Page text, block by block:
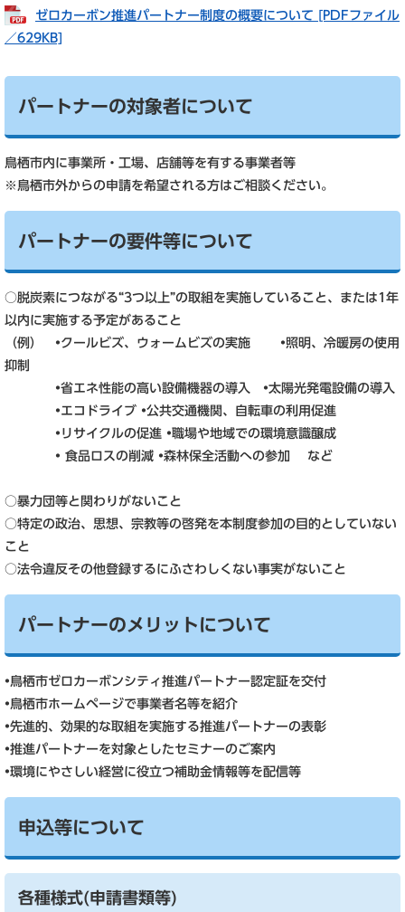
ゼロカーボン推進パートナー制度の概要について [PDFファイル
／629KB]
パートナーの対象者について
鳥栖市内に事業所・工場、店舗等を有する事業者等
※鳥栖市外からの申請を希望される方はご相談ください。
パートナーの要件等について
○脱炭素につながる“3つ以上”の取組を実施していること、または1年
以内に実施する予定があること
（例） •クールビズ、ウォームビズの実施 •照明、冷暖房の使用
抑制
•省エネ性能の高い設備機器の導入 •太陽光発電設備の導入
•エコドライブ •公共交通機関、自転車の利用促進
•リサイクルの促進 •職場や地域での環境意識醸成
• 食品ロスの削減 •森林保全活動への参加 など
○暴力団等と関わりがないこと
○特定の政治、思想、宗教等の啓発を本制度参加の目的としていない
こと
○法令違反その他登録するにふさわしくない事実がないこと
パートナーのメリットについて
•鳥栖市ゼロカーボンシティ推進パートナー認定証を交付
•鳥栖市ホームページで事業者名等を紹介
•先進的、効果的な取組を実施する推進パートナーの表彰
•推進パートナーを対象としたセミナーのご案内
•環境にやさしい経営に役立つ補助金情報等を配信等
申込等について
各種様式(申請書類等)